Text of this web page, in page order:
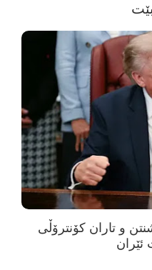
و تاران کۆنترۆڵی